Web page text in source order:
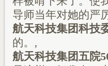
导师当年对她的
航天科技集团科技
的。,
航天科技集团五院